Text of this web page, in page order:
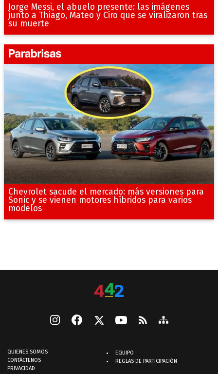
Jorge Messi, el abuelo presente: las imágenes
junto a Thiago, Mateo y Ciro que se viralizaron tras
su muerte
Chevrolet sacude el mercado: más versiones para
Sonic y se vienen motores híbridos para varios
modelos
QUIENES SOMOS
CONTÁCTENOS
PRIVACIDAD
EQUIPO
REGLAS DE PARTICIPACIÓN